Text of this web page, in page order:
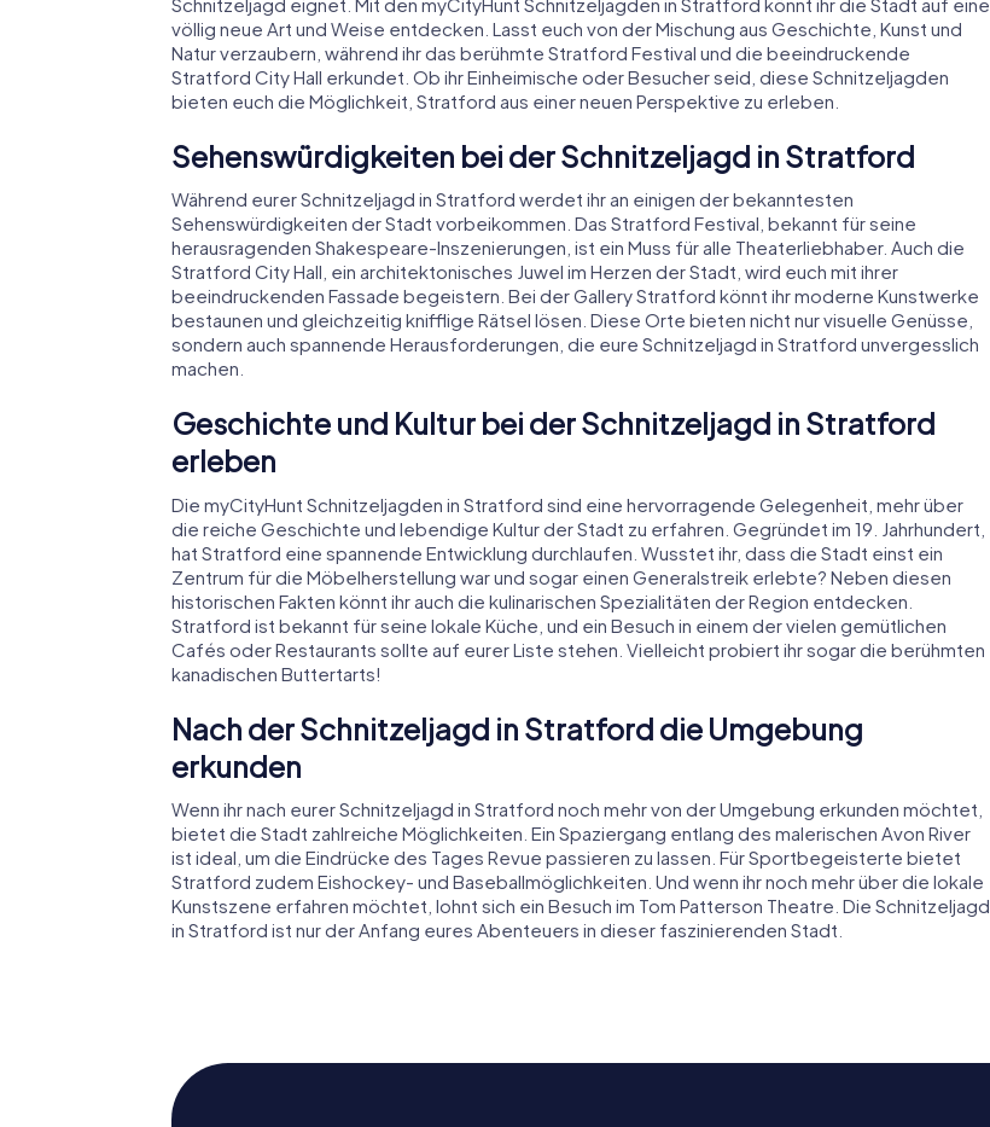
völlig neue Art und Weise entdecken. Lasst euch von der Mischung aus Geschichte, Kunst und
Natur verzaubern, während ihr das berühmte Stratford Festival und die beeindruckende
Stratford City Hall erkundet. Ob ihr Einheimische oder Besucher seid, diese Schnitzeljagden
bieten euch die Möglichkeit, Stratford aus einer neuen Perspektive zu erleben.
Sehenswürdigkeiten bei der Schnitzeljagd in Stratford
Während eurer Schnitzeljagd in Stratford werdet ihr an einigen der bekanntesten
Sehenswürdigkeiten der Stadt vorbeikommen. Das Stratford Festival, bekannt für seine
herausragenden Shakespeare-Inszenierungen, ist ein Muss für alle Theaterliebhaber. Auch die
Stratford City Hall, ein architektonisches Juwel im Herzen der Stadt, wird euch mit ihrer
beeindruckenden Fassade begeistern. Bei der Gallery Stratford könnt ihr moderne Kunstwerke
bestaunen und gleichzeitig knifflige Rätsel lösen. Diese Orte bieten nicht nur visuelle Genüsse,
sondern auch spannende Herausforderungen, die eure Schnitzeljagd in Stratford unvergesslich
machen.
Geschichte und Kultur bei der Schnitzeljagd in Stratford
erleben
Die myCityHunt Schnitzeljagden in Stratford sind eine hervorragende Gelegenheit, mehr über
die reiche Geschichte und lebendige Kultur der Stadt zu erfahren. Gegründet im 19. Jahrhundert,
hat Stratford eine spannende Entwicklung durchlaufen. Wusstet ihr, dass die Stadt einst ein
Zentrum für die Möbelherstellung war und sogar einen Generalstreik erlebte? Neben diesen
historischen Fakten könnt ihr auch die kulinarischen Spezialitäten der Region entdecken.
Stratford ist bekannt für seine lokale Küche, und ein Besuch in einem der vielen gemütlichen
Cafés oder Restaurants sollte auf eurer Liste stehen. Vielleicht probiert ihr sogar die berühmten
kanadischen Buttertarts!
Nach der Schnitzeljagd in Stratford die Umgebung
erkunden
Wenn ihr nach eurer Schnitzeljagd in Stratford noch mehr von der Umgebung erkunden möchtet,
bietet die Stadt zahlreiche Möglichkeiten. Ein Spaziergang entlang des malerischen Avon River
ist ideal, um die Eindrücke des Tages Revue passieren zu lassen. Für Sportbegeisterte bietet
Stratford zudem Eishockey- und Baseballmöglichkeiten. Und wenn ihr noch mehr über die lokale
Kunstszene erfahren möchtet, lohnt sich ein Besuch im Tom Patterson Theatre. Die Schnitzeljagd
in Stratford ist nur der Anfang eures Abenteuers in dieser faszinierenden Stadt.